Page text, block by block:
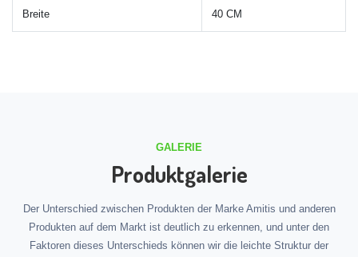
Breite 40 CM
GALERIE
Produktgalerie
Der Unterschied zwischen Produkten der Marke Amitis und anderen
Produkten auf dem Markt ist deutlich zu erkennen, und unter den
Faktoren dieses Unterschieds können wir die leichte Struktur der